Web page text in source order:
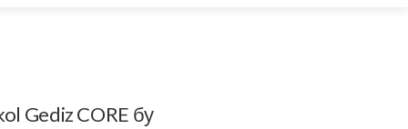
Gediz CORE бу